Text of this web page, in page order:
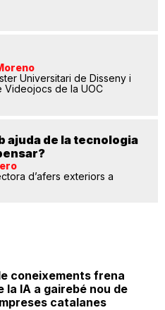
Universitari de Disseny i
Videojocs de la UOC
ajuda de la tecnologia
d’afers exteriors a
coneixements frena
la IA a gairebé nou de
catalanes